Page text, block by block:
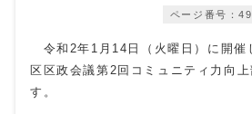
ページ番号：
令和2年1月14日（火曜日）に開催
区区政会議第2回コミュニティ力向
す。